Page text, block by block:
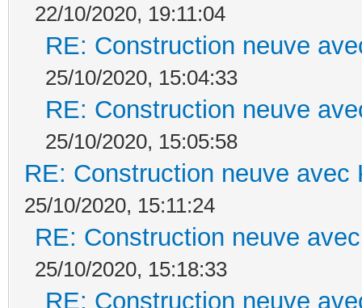
22/10/2020, 19:11:04
RE: Construction neuve
25/10/2020, 15:04:33
RE: Construction neuve
25/10/2020, 15:05:58
RE: Construction neuve avec
25/10/2020, 15:11:24
RE: Construction neuve
25/10/2020, 15:18:33
RE: Construction neuve